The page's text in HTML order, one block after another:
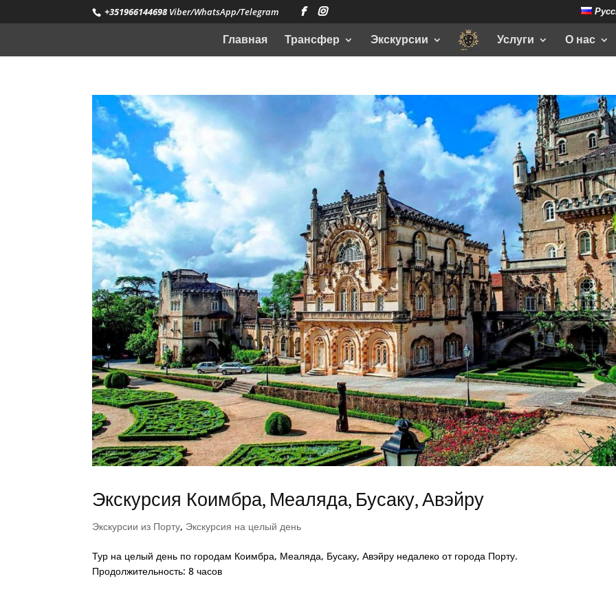
+351966144698 Viber/WhatsApp/Telegram
Главная Трансфер Экскурсии Услуги О нас
Экскурсия Коимбра, Меаляда, Бусаку, Авэйру
Экскурсии из Порту, Экскурсия на целый день
Тур на целый день по городам Коимбра, Меаляда, Бусаку, Авэйру недалеко от города Порту.
Продолжительность: 8 часов